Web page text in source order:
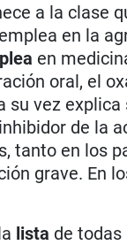
a la clase
en la
en
oral, el
su vez
de la
tanto en los
grave. En
lista de